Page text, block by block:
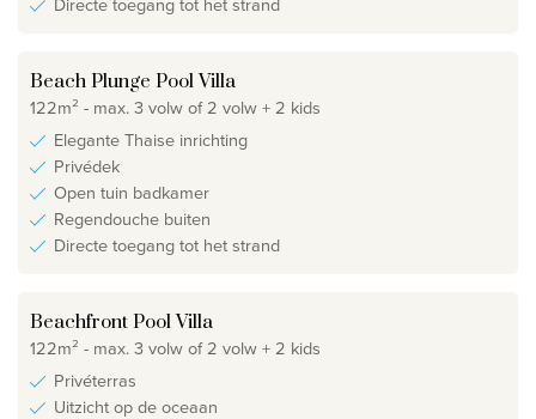
Beach Plunge Pool Villa
122m² - max. 3 volw of 2 volw + 2 kids
Elegante Thaise inrichting
Privédek
Open tuin badkamer
Regendouche buiten
Directe toegang tot het strand
Beachfront Pool Villa
122m² - max. 3 volw of 2 volw + 2 kids
Privéterras
Uitzicht op de oceaan